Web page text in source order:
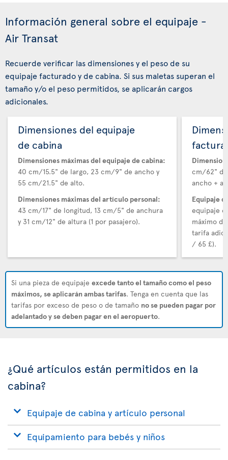
Información general sobre el equipaje -
Air Transat
Recuerde verificar las dimensiones y el peso de su
equipaje facturado y de cabina. Si sus maletas superan el
tamaño y/o el peso permitidos, se aplicarán cargos
adicionales.
Dimensiones del equipaje
de cabina
Dimensiones máximas del equipaje de cabina:
40 cm/15.5" de largo, 23 cm/9" de ancho y
55 cm/21.5" de alto.
Dimensiones máximas del artículo personal:
43 cm/17" de longitud, 13 cm/5" de anchura
y 31 cm/12" de altura (1 por pasajero).
cm/62" de
ancho +
Equipaje
equipaje
máximo
tarifa
/ 65 £).
Si una pieza de equipaje excede tanto el tamaño como el peso
máximos, se aplicarán ambas tarifas. Tenga en cuenta que las
tarifas por exceso de peso o de tamaño no se pueden pagar por
adelantado y se deben pagar en el aeropuerto.
¿Qué artículos están permitidos en la
cabina?
Equipaje de cabina y artículo personal
Equipamiento para bebés y niños